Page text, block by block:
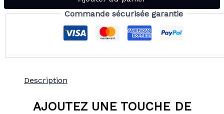
Commande sécurisée garantie
Description
AJOUTEZ UNE TOUCHE DE